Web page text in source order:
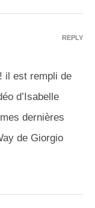
il est rempli de
d’Isabelle
dernières
de Giorgio
REPLY